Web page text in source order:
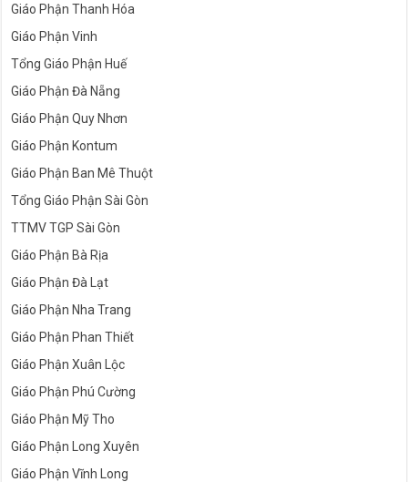
Giáo Phận Thanh Hóa
Giáo Phận Vinh
Tổng Giáo Phận Huế
Giáo Phận Đà Nẵng
Giáo Phận Quy Nhơn
Giáo Phận Kontum
Giáo Phận Ban Mê Thuột
Tổng Giáo Phận Sài Gòn
TTMV TGP Sài Gòn
Giáo Phận Bà Rịa
Giáo Phận Đà Lạt
Giáo Phận Nha Trang
Giáo Phận Phan Thiết
Giáo Phận Xuân Lộc
Giáo Phận Phú Cường
Giáo Phận Mỹ Tho
Giáo Phận Long Xuyên
Giáo Phận Vĩnh Long